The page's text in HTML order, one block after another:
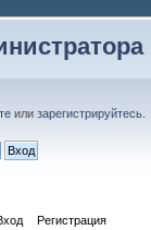
или зарегистрируйтесь
Регистрация